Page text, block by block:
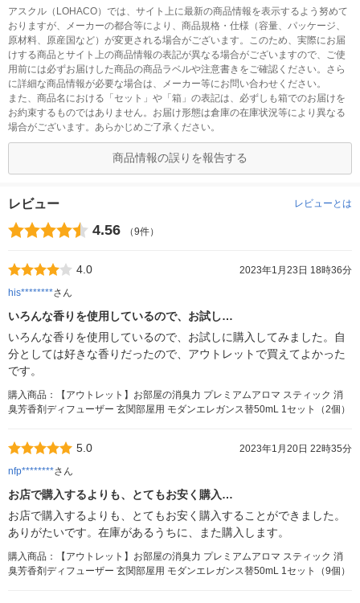
アスクル（LOHACO）では、サイト上に最新の商品情報を表示するよう努めて
おりますが、メーカーの都合等により、商品規格・仕様（容量、パッケージ、
原材料、原産国など）が変更される場合がございます。このため、実際にお届
けする商品とサイト上の商品情報の表記が異なる場合がございますので、ご使
用前には必ずお届けした商品の商品ラベルや注意書きをご確認ください。さら
に詳細な商品情報が必要な場合は、メーカー等にお問い合わせください。
また、商品名における「セット」や「箱」の表記は、必ずしも箱でのお届けを
お約束するものではありません。お届け形態は倉庫の在庫状況等により異なる
場合がございます。あらかじめご了承ください。
商品情報の誤りを報告する
レビュー レビューとは
4.56 （9件）
4.0
2023年1月23日 18時36分
his********さん
いろんな香りを使用しているので、お試し…
いろんな香りを使用しているので、お試しに購入してみました。自
分としては好きな香りだったので、アウトレットで買えてよかった
です。
購入商品：【アウトレット】お部屋の消臭力 プレミアムアロマ スティック 消
臭芳香剤ディフューザー 玄関部屋用 モダンエレガンス替50mL 1セット（2個）
5.0
2023年1月20日 22時35分
nfp********さん
お店で購入するよりも、とてもお安く購入…
お店で購入するよりも、とてもお安く購入することができました。
ありがたいです。在庫があるうちに、また購入します。
購入商品：【アウトレット】お部屋の消臭力 プレミアムアロマ スティック 消
臭芳香剤ディフューザー 玄関部屋用 モダンエレガンス替50mL 1セット（9個）